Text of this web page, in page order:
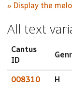
» Display the
All text
Cantus
ID
008310 H